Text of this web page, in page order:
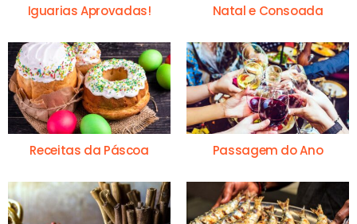
Iguarias Aprovadas! Natal e Consoada
Receitas da Páscoa Passagem do Ano